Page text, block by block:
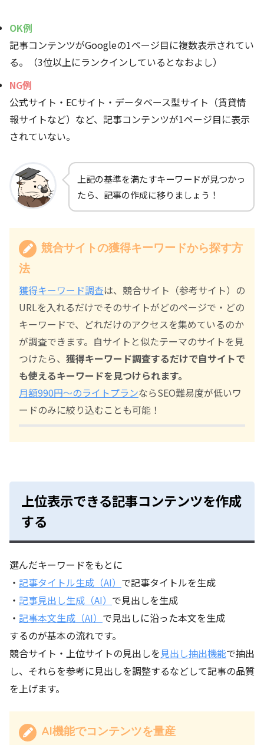
OK例
記事コンテンツがGoogleの1ページ目に複数表示されてい
る。（3位以上にランクインしているとなおよし）
NG例
公式サイト・ECサイト・データベース型サイト（賃貸情
報サイトなど）など、記事コンテンツが1ページ目に表示
されていない。
上記の基準を満たすキーワードが見つかっ
たら、記事の作成に移りましょう！
競合サイトの獲得キーワードから探す方
法
獲得キーワード調査は、競合サイト（参考サイト）の
URLを入れるだけでそのサイトがどのページで・どの
キーワードで、どれだけのアクセスを集めているのか
が調査できます。自サイトと似たテーマのサイトを見
つけたら、 獲得キーワード調査するだけで自サイトで
も使えるキーワードを見つけられます。
月額990円～のライトプランならSEO難易度が低いワ
ードのみに絞り込むことも可能！
上位表示できる記事コンテンツを作成
する
選んだキーワードをもとに
・ 記事タイトル生成（AI） で記事タイトルを生成
・ 記事見出し生成（AI） で見出しを生成
・ 記事本文生成（AI） で見出しに沿った本文を生成
するのが基本の流れです。
競合サイト・上位サイトの見出しを見出し抽出機能で抽出
し、それらを参考に見出しを調整するなどして記事の品質
を上げます。
AI機能でコンテンツを量産